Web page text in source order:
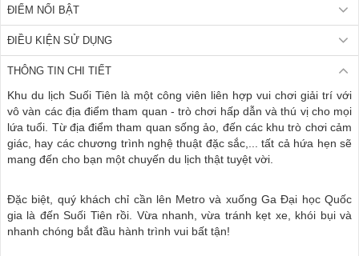
ĐIỂM NỔI BẬT
ĐIỀU KIỆN SỬ DỤNG
THÔNG TIN CHI TIẾT
Khu du lịch Suối Tiên là một công viên liên hợp vui chơi giải trí với
vô vàn các địa điểm tham quan - trò chơi hấp dẫn và thú vị cho mọi
lứa tuổi. Từ địa điểm tham quan sống ảo, đến các khu trò chơi cảm
giác, hay các chương trình nghệ thuật đặc sắc,... tất cả hứa hẹn sẽ
mang đến cho bạn một chuyến du lịch thật tuyệt vời.
Đặc biệt, quý khách chỉ cần lên Metro và xuống Ga Đại học Quốc
gia là đến Suối Tiên rồi. Vừa nhanh, vừa tránh kẹt xe, khói bụi và
nhanh chóng bắt đầu hành trình vui bất tận!